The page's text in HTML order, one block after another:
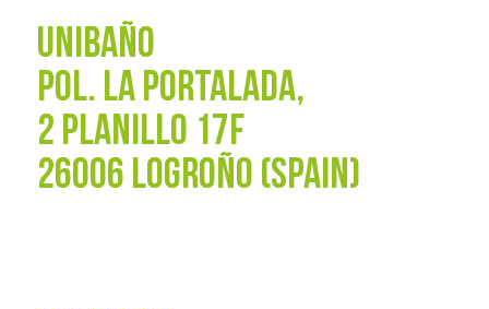
UNIBAÑO
POL. La Portalada,
2 PLANILLO 17F
26006 LOGROÑO (SPAIN)